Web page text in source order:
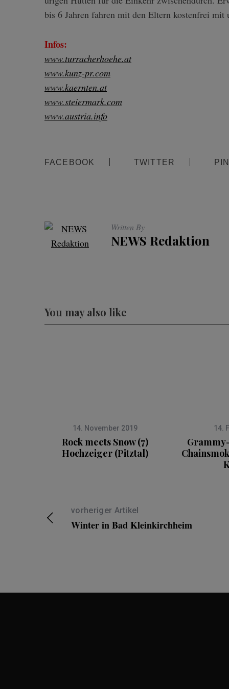
bis 6 Jahren fahren mit den Eltern kostenfrei
Infos:
www.turracherhoehe.at
www.kunz-pr.com
www.kaernten.at
www.steiermark.com
www.austria.info
FACEBOOK TWITTER
Written By
NEWS Redaktion
You may also like
14. November 2019
Rock meets Snow (7)
Hochzeiger (Pitztal)
14.
vorheriger Artikel
Winter in Bad Kleinkirchheim